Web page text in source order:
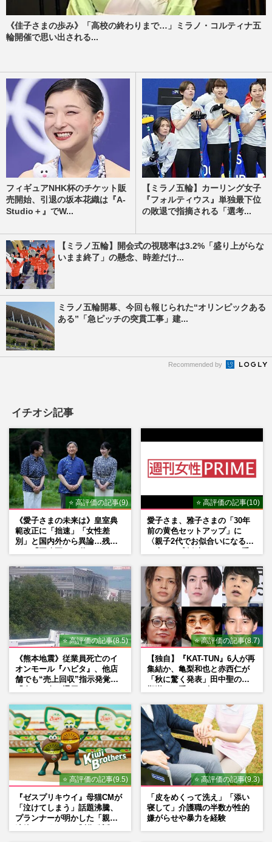
《佳子さまの歩み》「高校の終わりまで…」ミラノ・コルティナ五
輪開催で思い出される...
フィギュアNHK杯のチケット販
売開始、引退の坂本花織は『A-
Studio＋』でW...
【ミラノ五輪】カーリング女子
『フォルティウス』単独最下位
の敗退で指摘される「選考...
【ミラノ五輪】開会式の視聴率は3.2%「盛り上がらな
いまま終了」の懸念、時差だけ...
ミラノ五輪開幕、今回も報じられた“オリンピックある
ある”「急ピッチの突貫工事」建...
Recommended by
イチオシ記事
⭐ 高評価の記事(9)
《愛子さまの未来は》皇室典
範改正に「拙速」「女性差
別」と国内外から異論…残さ
⭐ 高評価の記事(10)
愛子さま、雅子さまの「30年
前の黄色セットアップ」に
〈親子2代でお似合いになる〉
⭐ 高評価の記事(8.5)
《熊本地震》従業員死亡のイ
オンモール『ハビタ』、他店
舗でも“売上回収”指示発覚で
⭐ 高評価の記事(8.7)
【独自】『KAT-TUN』6人が再
集結か、亀梨和也と赤西仁が
「秋に驚く発表」田中聖の刑
⭐ 高評価の記事(9.5)
『ゼスプリキウイ』母猫CMが
「泣けてしまう」話題沸騰、
プランナーが明かした「親に
⭐ 高評価の記事(9.3)
「皮をめくって洗え」「添い
寝して」介護職の半数が性的
嫌がらせや暴力を経験